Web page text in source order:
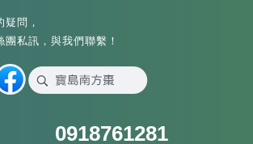
問，
私訊，與我們聯繫！
0918761281